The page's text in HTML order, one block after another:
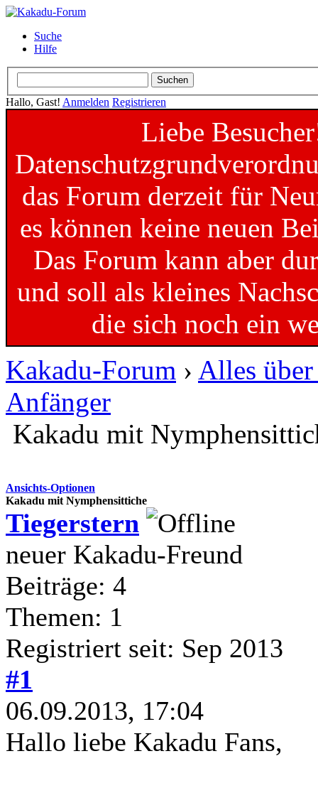
Suche
Hilfe
Hallo, Gast! Anmelden Registrieren
Liebe
das Forum derzeit für
es können keine neuen
Das Forum kann aber
und soll als kleines
die sich noch ein
Kakadu-Forum › Alles
Anfänger
Kakadu mit
Ansichts-Optionen
Kakadu mit Nymphensittiche
Tiegerstern
neuer Kakadu-Freund
Beiträge: 4
Themen: 1
Registriert seit: Sep 2013
#1
06.09.2013, 17:04
Hallo liebe Kakadu Fans,